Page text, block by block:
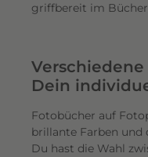
griffbereit im
Dein
Fotobücher auf
brillante Farben und
Du hast die Wahl